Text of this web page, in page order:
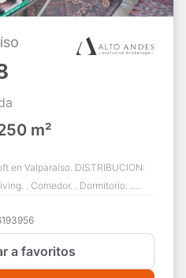
m²
en Valparaíso. DISTRIBUCION:
. Comedor. . Dormitorio. .
a favoritos